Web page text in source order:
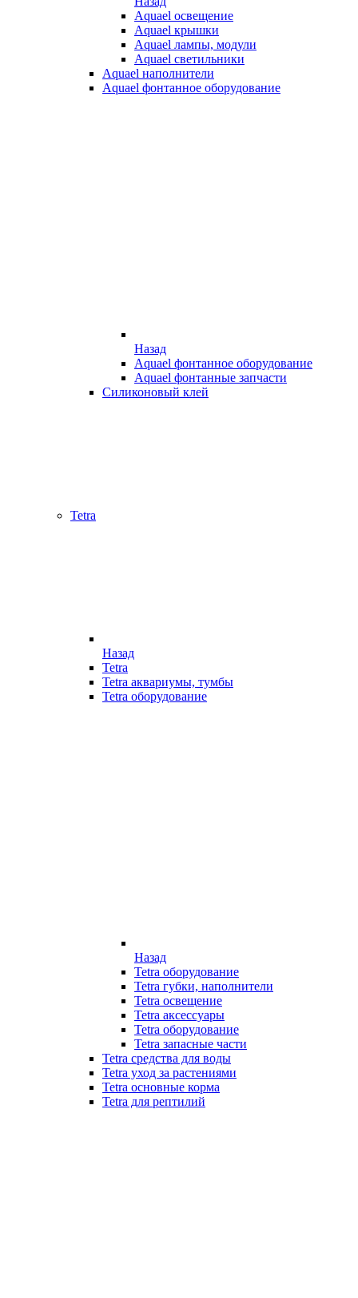
Aquael освещение
Aquael крышки
Aquael лампы, модули
Aquael светильники
Aquael наполнители
Aquael фонтанное оборудование
Назад
Aquael фонтанное оборудование
Aquael фонтанные запчасти
Силиконовый клей
Tetra
Назад
Tetra
Tetra аквариумы, тумбы
Tetra оборудование
Назад
Tetra оборудование
Tetra губки, наполнители
Tetra освещение
Tetra аксессуары
Tetra оборудование
Tetra запасные части
Tetra средства для воды
Tetra уход за растениями
Tetra основные корма
Tetra для рептилий